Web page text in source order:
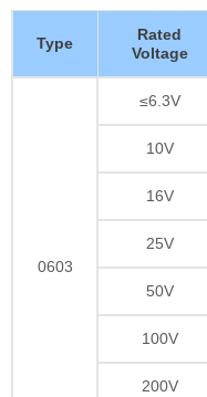
Type
Rated
Voltage
0603
≤6.3V
10V
16V
25V
50V
100V
200V